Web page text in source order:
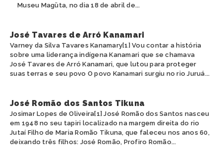
Museu Magüta, no dia 18 de abril de...
José Tavares de Arró Kanamari
Varney da Silva Tavares Kanamary[1] Vou contar a história
sobre uma liderança indígena Kanamari que se chamava
José Tavares de Arró Kanamari, que lutou para proteger
suas terras e seu povo O povo Kanamari surgiu no rio Juruá...
José Romão dos Santos Tikuna
Josimar Lopes de Oliveira[1] José Romão dos Santos nasceu
em 1948 no seu tapiri localizado na margem direita do rio
Jutaí Filho de Maria Romão Tikuna, que faleceu nos anos 60,
deixando três filhos: José Romão, Profiro Romão...